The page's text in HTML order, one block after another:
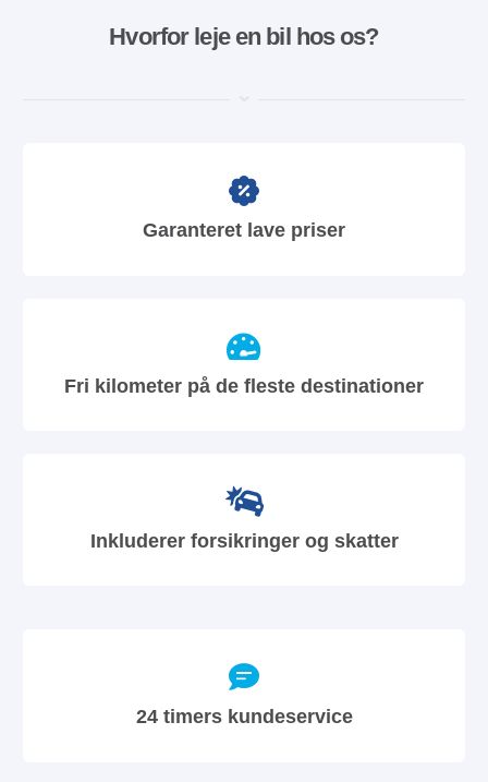
Hvorfor leje en bil hos os?
Garanteret lave priser
Fri kilometer på de fleste destinationer
Inkluderer forsikringer og skatter
24 timers kundeservice